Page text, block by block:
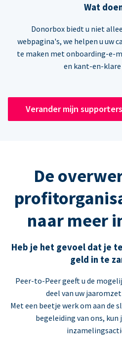
Wat
Donorbox biedt u niet
webpagina's, we helpen u uw
te maken met onboarding-e-
en kant-en-
Verander mijn
De
naar meer
Heb je het gevoel dat je
geld in te
Peer-to-Peer geeft u de
deel van uw
Met een beetje werk om aan de
begeleiding van ons, kun